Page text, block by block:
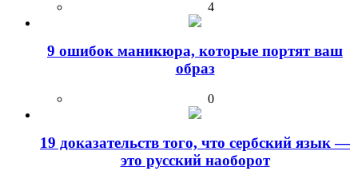
4
9 ошибок маникюра, которые портят ваш
образ
0
19 доказательств того, что сербский язык —
это русский наоборот